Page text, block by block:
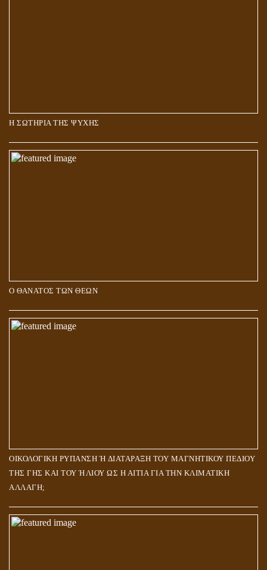
Η ΣΩΤΗΡΙΑ ΤΗΣ ΨΥΧΗΣ
Ο ΘΑΝΑΤΟΣ ΤΩΝ ΘΕΩΝ
ΟΙΚΟΛΟΓΙΚΗ ΡΥΠΑΝΣΗ Ή ΔΙΑΤΑΡΑΞΗ ΤΟΥ ΜΑΓΝΗΤΙΚΟΥ ΠΕΔΙΟΥ
ΤΗΣ ΓΗΣ ΚΑΙ ΤΟΥ ΉΛΙΟΥ ΩΣ Η ΑΙΤΙΑ ΓΙΑ ΤΗΝ ΚΛΙΜΑΤΙΚΗ
ΑΛΛΑΓΗ;